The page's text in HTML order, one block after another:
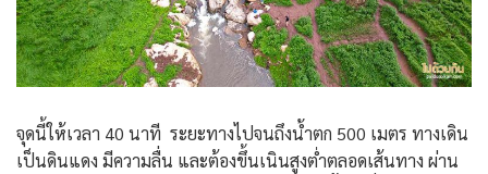
จุดนี้ให้เวลา 40 นาที ระยะทางไปจนถึงน้ำตก 500 เมตร ทางเดิน
เป็นดินแดง มีความลื่น และต้องขึ้นเนินสูงต่ำตลอดเส้นทาง ผ่าน